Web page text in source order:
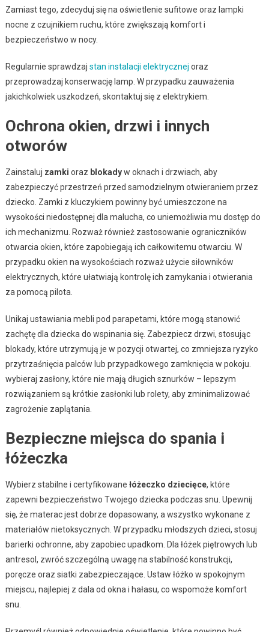
Zamiast tego, zdecyduj się na oświetlenie sufitowe oraz lampki
nocne z czujnikiem ruchu, które zwiększają komfort i
bezpieczeństwo w nocy.
Regularnie sprawdzaj stan instalacji elektrycznej oraz
przeprowadzaj konserwację lamp. W przypadku zauważenia
jakichkolwiek uszkodzeń, skontaktuj się z elektrykiem.
Ochrona okien, drzwi i innych
otworów
Zainstaluj zamki oraz blokadyw oknach i drzwiach, aby
zabezpieczyć przestrzeń przed samodzielnym otwieraniem przez
dziecko. Zamki z kluczykiem powinny być umieszczone na
wysokości niedostępnej dla malucha, co uniemożliwia mu dostęp do
ich mechanizmu. Rozważ również zastosowanie ograniczników
otwarcia okien, które zapobiegają ich całkowitemu otwarciu. W
przypadku okien na wysokościach rozważ użycie siłowników
elektrycznych, które ułatwiają kontrolę ich zamykania i otwierania
za pomocą pilota.
Unikaj ustawiania mebli pod parapetami, które mogą stanowić
zachętę dla dziecka do wspinania się. Zabezpiecz drzwi, stosując
blokady, które utrzymują je w pozycji otwartej, co zmniejsza ryzyko
przytrzaśnięcia palców lub przypadkowego zamknięcia w pokoju.
wybieraj zasłony, które nie mają długich sznurków – lepszym
rozwiązaniem są krótkie zasłonki lub rolety, aby zminimalizować
zagrożenie zaplątania.
Bezpieczne miejsca do spania i
łóżeczka
Wybierz stabilne i certyfikowane łóżeczko dziecięce, które
zapewni bezpieczeństwo Twojego dziecka podczas snu. Upewnij
się, że materac jest dobrze dopasowany, a wszystko wykonane z
materiałów nietoksycznych. W przypadku młodszych dzieci, stosuj
barierki ochronne, aby zapobiec upadkom. Dla łóżek piętrowych lub
antresol, zwróć szczególną uwagę na stabilność konstrukcji,
poręcze oraz siatki zabezpieczające. Ustaw łóżko w spokojnym
miejscu, najlepiej z dala od okna i hałasu, co wspomoże komfort
snu.